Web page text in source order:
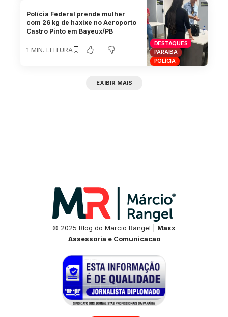
DESTAQUES
PARAÍBA
POLÍCIA
Polícia Federal prende mulher
com 26 kg de haxixe no Aeroporto
Castro Pinto em Bayeux/PB
1 MIN. LEITURA
EXIBIR MAIS
© 2025 Blog do Marcio Rangel | Maxx
Assessoria e Comunicacao